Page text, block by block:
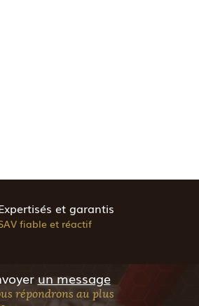
et garantis
fiable et réactif
un message
répondrons au plus